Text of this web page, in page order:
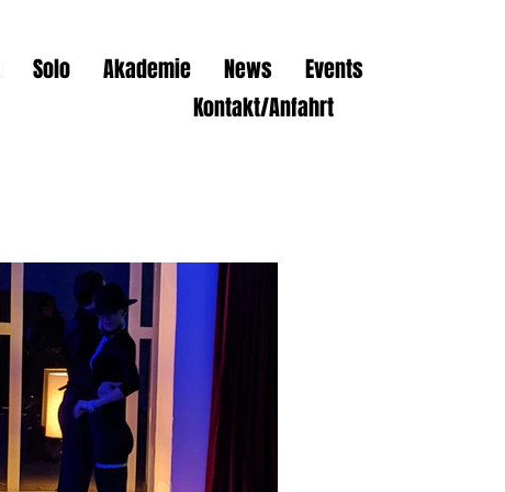
Solo Akademie News
Events
Kontakt/Anfahrt